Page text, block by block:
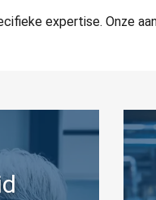
expertise. Onze